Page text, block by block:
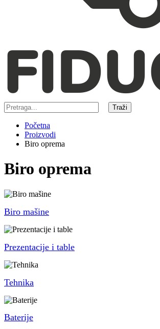
Traži
Početna
Proizvodi
Biro oprema
Biro oprema
Biro mašine
Prezentacije i table
Tehnika
Baterije